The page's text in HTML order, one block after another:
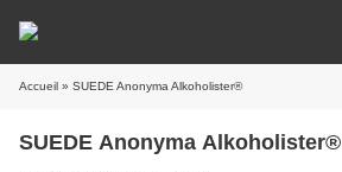
Accueil » SUEDE Anonyma Alkoholister®
SUEDE Anonyma Alkoholister®